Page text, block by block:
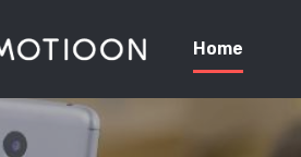
Home